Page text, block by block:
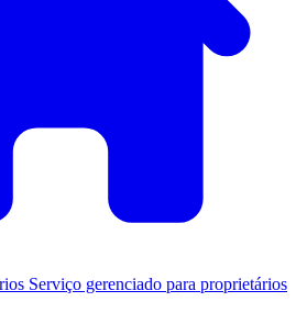
Serviço gerenciado para proprietários